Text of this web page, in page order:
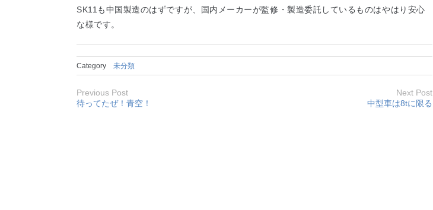
SK11も中国製造のはずですが、国内メーカーが監修・製造委託しているものはやはり安心
な様です。
Category 未分類
Previous Post
待ってたぜ！青空！
Next Post
中型車は8tに限る